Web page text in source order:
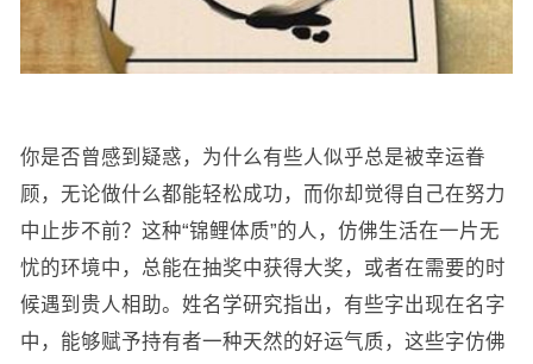
你是否曾感到疑惑，为什么有些人似乎总是被幸运眷
顾，无论做什么都能轻松成功，而你却觉得自己在努力
中止步不前？这种“锦鲤体质”的人，仿佛生活在一片无
忧的环境中，总能在抽奖中获得大奖，或者在需要的时
候遇到贵人相助。姓名学研究指出，有些字出现在名字
中，能够赋予持有者一种天然的好运气质，这些字仿佛